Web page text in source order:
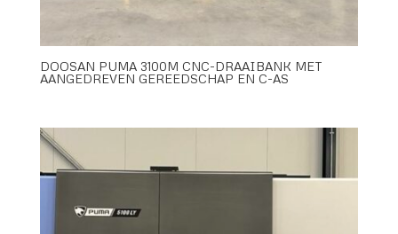
DOOSAN PUMA 3100M CNC-DRAAIBANK MET
AANGEDREVEN GEREEDSCHAP EN C-AS